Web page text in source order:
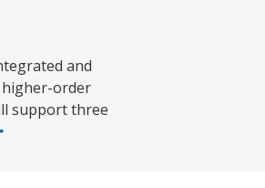
and
higher-order
support three